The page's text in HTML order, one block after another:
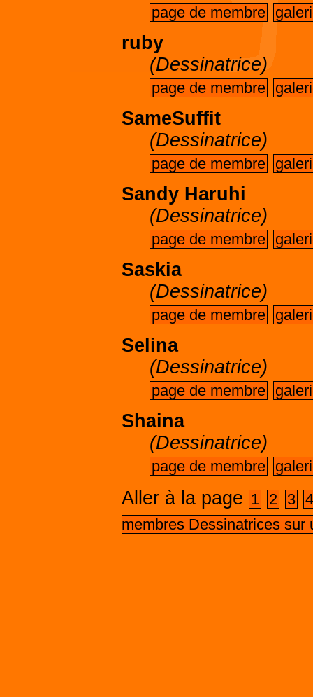
page de membre
ruby
(Dessinatrice)
page de membre
SameSuffit
(Dessinatrice)
page de membre
Sandy Haruhi
(Dessinatrice)
page de membre
Saskia
(Dessinatrice)
page de membre
Selina
(Dessinatrice)
page de membre
Shaina
(Dessinatrice)
page de membre
Aller à la page 1 2 3
membres Dessinatrices sur